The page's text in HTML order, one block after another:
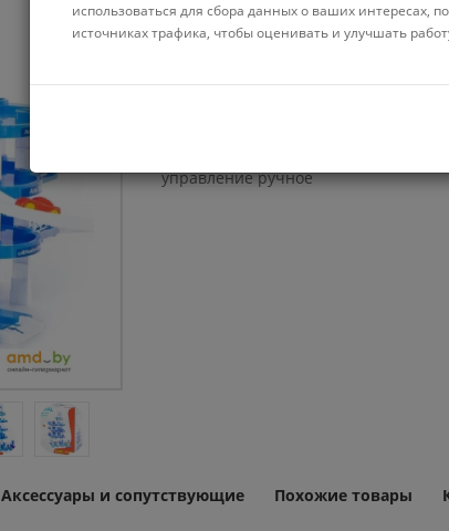
управление ручное
Аксессуары и сопутствующие Похожие товары
использоваться для сбора данных о ваших интересах,
источниках трафика, чтобы оценивать и улучшать